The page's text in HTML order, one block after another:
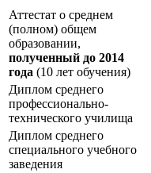
Аттестат о среднем
(полном) общем
образовании,
полученный до 2014
года (10 лет обучения)
Диплом среднего
профессионально-
технического училища
Диплом среднего
специального учебного
заведения